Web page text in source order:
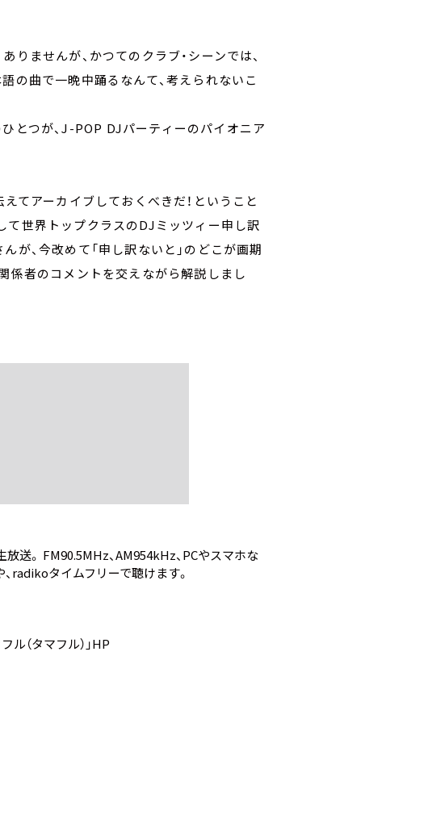
ませんが、かつてのクラブ・シーンでは、
の曲で一晩中踊るなんて、考えられないこ
とつが、J-POP DJパーティーのパイオニア
てアーカイブしておくべきだ！ということ
て世界トップクラスのDJミッツィー申し訳
が、今改めて「申し訳ないと」のどこが画期
係者のコメントを交えながら解説しまし
送。 FM90.5MHz、AM954kHz、PCやスマホな
radikoタイムフリーで聴けます。
（タマフル）」HP